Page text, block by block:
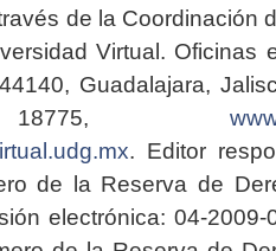
de la Coordinación
Virtual. Oficinas
Guadalajara,
. Editor
de la Reserva de
electrónica: 04-2009-